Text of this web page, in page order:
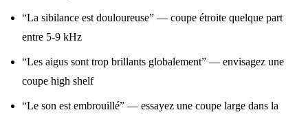
“La sibilance est douloureuse” — coupe étroite quelque part
entre 5-9 kHz
“Les aigus sont trop brillants globalement” — envisagez une
coupe high shelf
“Le son est embrouillé” — essayez une coupe large dans la